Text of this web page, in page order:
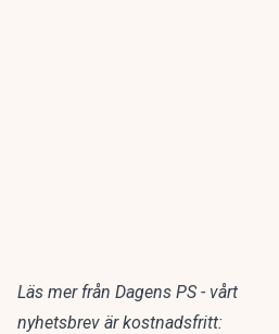
Läs mer från Dagens PS - vårt
nyhetsbrev är kostnadsfritt: